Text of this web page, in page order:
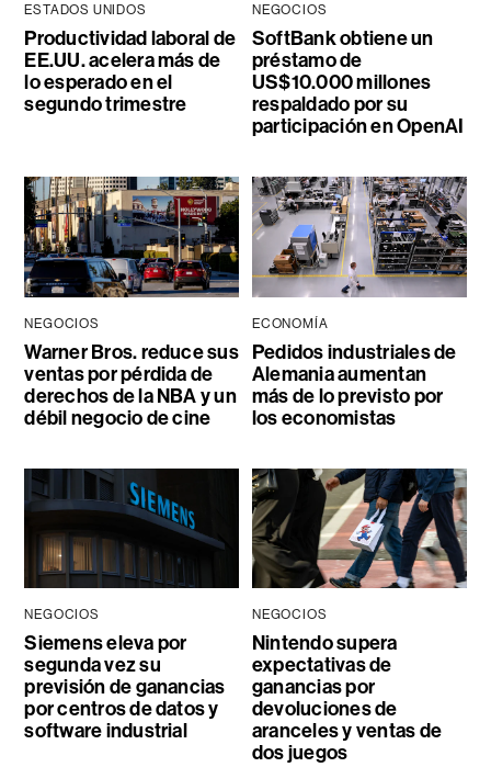
ESTADOS UNIDOS
Productividad laboral de
EE.UU. acelera más de
lo esperado en el
segundo trimestre
NEGOCIOS
SoftBank obtiene un
préstamo de
US$10.000 millones
respaldado por su
participación en OpenAI
NEGOCIOS
Warner Bros. reduce sus
ventas por pérdida de
derechos de la NBA y un
débil negocio de cine
ECONOMÍA
Pedidos industriales de
Alemania aumentan
más de lo previsto por
los economistas
NEGOCIOS
Siemens eleva por
segunda vez su
previsión de ganancias
por centros de datos y
software industrial
NEGOCIOS
Nintendo supera
expectativas de
ganancias por
devoluciones de
aranceles y ventas de
dos juegos